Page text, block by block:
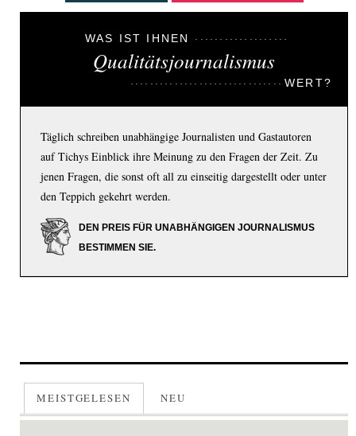
WAS IST IHNEN
Qualitätsjournalismus
WERT?
Täglich schreiben unabhängige Journalisten und Gastautoren
auf Tichys Einblick ihre Meinung zu den Fragen der Zeit. Zu
jenen Fragen, die sonst oft all zu einseitig dargestellt oder unter
den Teppich gekehrt werden.
DEN PREIS FÜR UNABHÄNGIGEN JOURNALISMUS
BESTIMMEN SIE.
MEISTGELESEN NEU